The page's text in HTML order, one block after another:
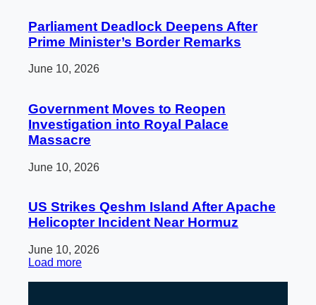
Parliament Deadlock Deepens After
Prime Minister’s Border Remarks
June 10, 2026
Government Moves to Reopen
Investigation into Royal Palace
Massacre
June 10, 2026
US Strikes Qeshm Island After Apache
Helicopter Incident Near Hormuz
June 10, 2026
Load more